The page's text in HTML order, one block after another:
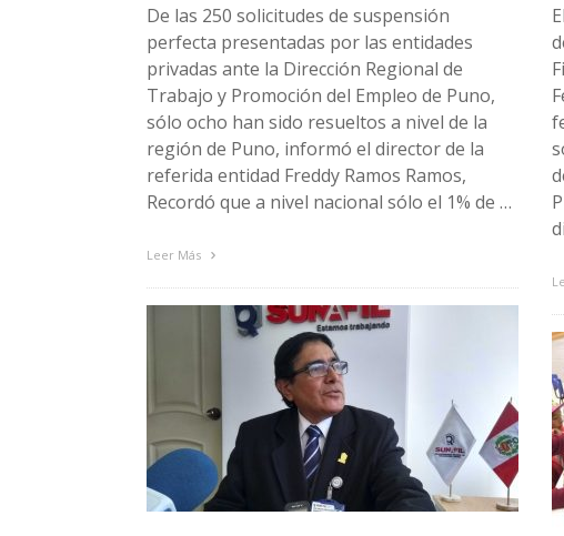
De las 250 solicitudes de suspensión
perfecta presentadas por las entidades
privadas ante la Dirección Regional de
Trabajo y Promoción del Empleo de Puno,
sólo ocho han sido resueltos a nivel de la
región de Puno, informó el director de la
referida entidad Freddy Ramos Ramos,
Recordó que a nivel nacional sólo el 1% de …
Leer Más